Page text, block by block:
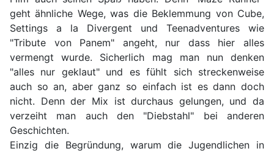
geht ähnliche Wege, was die Beklemmung von Cube,
Settings a la Divergent und Teenadventures wie
"Tribute von Panem" angeht, nur dass hier alles
vermengt wurde. Sicherlich mag man nun denken
"alles nur geklaut" und es fühlt sich streckenweise
auch so an, aber ganz so einfach ist es dann doch
nicht. Denn der Mix ist durchaus gelungen, und da
verzeiht man auch den "Diebstahl" bei anderen
Geschichten.
Einzig die Begründung, warum die Jugendlichen in